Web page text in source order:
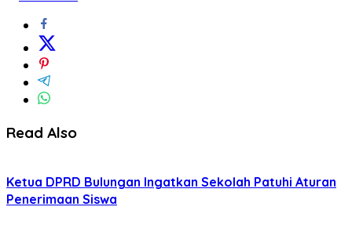
Read Also
Ketua DPRD Bulungan Ingatkan Sekolah Patuhi Aturan
Penerimaan Siswa